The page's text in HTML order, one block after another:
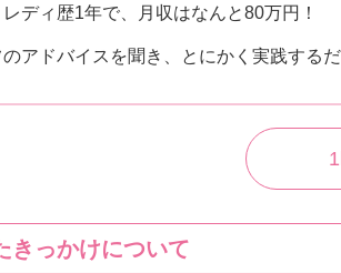
ディ歴1年で、月収はなんと80万円！
のアドバイスを聞き、とにかく実践する
きっかけについて